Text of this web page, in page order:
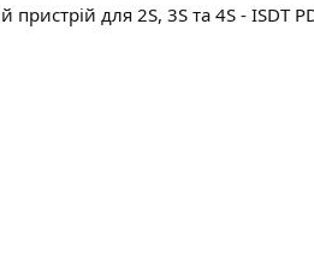
для 2S, 3S та 4S -